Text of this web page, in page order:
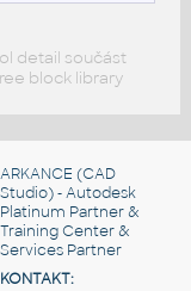
detail součást
block library
ARKANCE (CAD
Studio) - Autodesk
Platinum Partner &
Training Center &
Services Partner
KONTAKT: